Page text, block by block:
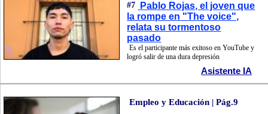
#7
Pablo Rojas, el joven que
la rompe en "The voice",
relata su tormentoso
pasado
Es el participante más exitoso en YouTube y
logró salir de una dura depresión
Asistente IA
Empleo y Educación | Pág.9